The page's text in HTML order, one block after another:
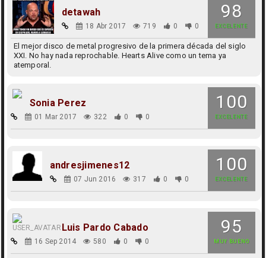
98
EXCELENTE
detawah
18 Abr 2017 719 0 0
El mejor disco de metal progresivo de la primera década del siglo
XXI. No hay nada reprochable. Hearts Alive como un tema ya
atemporal.
100
EXCELENTE
Sonia Perez
01 Mar 2017 322 0 0
100
EXCELENTE
andresjimenes12
07 Jun 2016 317 0 0
95
MUY BUENO
Luis Pardo Cabado
16 Sep 2014 580 0 0